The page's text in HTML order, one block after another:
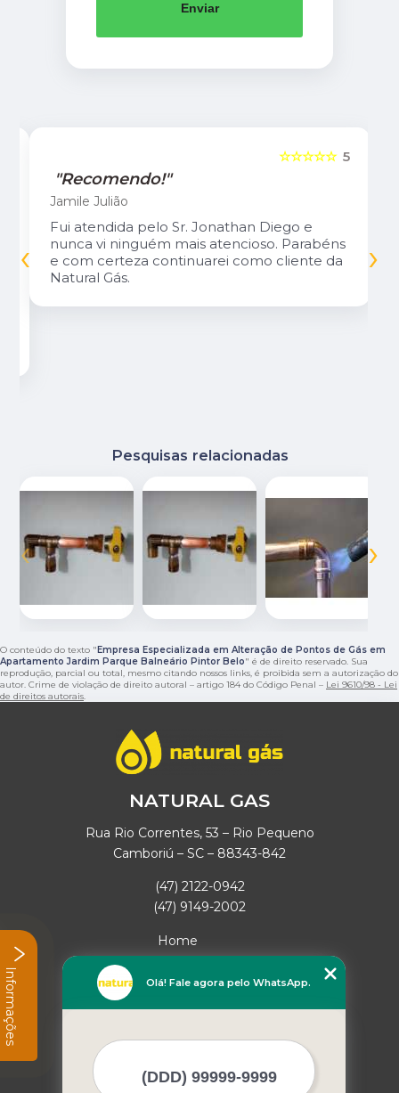
Enviar
5
☆☆☆☆☆
"Recomendo!"
Jamile Julião
Fui atendida pelo Sr. Jonathan Diego e
nunca vi ninguém mais atencioso. Parabéns
e com certeza continuarei como cliente da
Natural Gás.
‹ ›
Pesquisas relacionadas
‹ ›
O conteúdo do texto " Empresa Especializada em Alteração de Pontos de Gás em
Apartamento Jardim Parque Balneário Pintor Belo" é de direito reservado. Sua
reprodução, parcial ou total, mesmo citando nossos links, é proibida sem a autorização do
autor. Crime de violação de direito autoral – artigo 184 do Código Penal – Lei 9610/98 - Lei
de direitos autorais.
NATURAL GAS
Rua Rio Correntes, 53 – Rio Pequeno
Camboriú – SC – 88343-842
(47) 2122-0942
(47) 9149-2002
Home
Empresa
Missão
Mapa do site
Olá! Fale agora pelo WhatsApp.
Informações